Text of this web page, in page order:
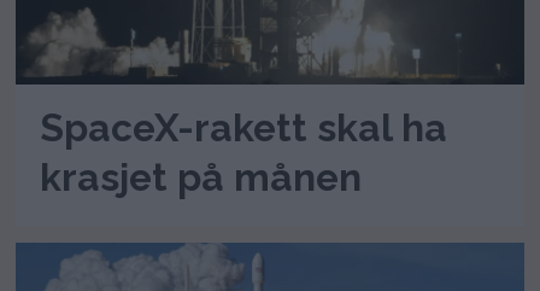
SpaceX-rakett skal ha
krasjet på månen